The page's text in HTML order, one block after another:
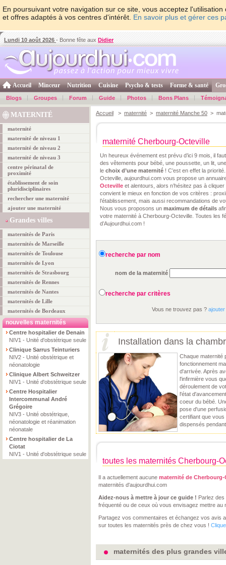
En poursuivant votre navigation sur ce site, vous acceptez
et offres adaptés à vos centres d'intérêt. En savoir plus et gérer ces
Lundi 10 août 2026 - Bonne fête aux Didier
Accueil Minceur Nutrition Cuisine Psycho & tests Forme & santé
Blogs Groupes Forum Guide Photos Bons Plans
MATERNITÉ
maternité
maternité de niveau 1
maternité de niveau 2
maternité de niveau 3
centre périnatal de
proximité
établissement de soin
pluridisciplinaires
rechercher une maternité
ajouter une maternité
Grandes villes
maternités de Paris
maternités de Marseille
maternités de Toulouse
maternités de Lyon
maternités de Strasbourg
maternités de Rennes
maternités de Nantes
maternités de Lille
maternités de Bordeaux
nouvelles maternités
Centre hospitalier de Denain
NIV1 - Unité d'obstétrique seule
Clinique Sarrus Teinturiers
NIV2 - Unité obstétrique et
néonatologie
Clinique Albert Schweitzer
NIV1 - Unité d'obstétrique seule
Centre Hospitalier
Intercommunal André
Grégoire
NIV3 - Unité obstétrique,
néonatologie et réanimation
néonatale
Centre hospitalier de La
Ciotat
NIV1 - Unité d'obstétrique seule
Accueil > maternité > maternité Manche 50 >
maternité Cherbourg-Octeville
Un heureux événement est prévu d’ici 9 mois, il
des vêtements pour bébé, une poussette, un lit,
le choix d’une maternité ! C’est en effet la
Octeville, aujourdhui.com vous propose un
Octeville et alentours, alors n’hésitez pas à
convient le mieux en fonction de vos critères :
l’établissement, mais aussi recommandations de
Nous vous proposons un maximum de détails
votre maternité à Cherbourg-Octeville. Toutes les
d’Aujourdhui.com !
recherche par nom
nom de la maternité
recherche par critères
Vous ne trouvez pas ?
Installation dans la
Chaque maternité
fonctionnement
d'arrivée. Après
l'infirmière vous
déroulement de
l'état
coeur du bébé.
pose d'une
certifiant que
dispensés
toutes les maternités Cherbourg-
Il a actuellement aucune maternité de Cherbourg-
maternités d'aujourdhui.com
Aidez-nous à mettre à jour ce guide ! Parlez
fréquenté ou de ceux où vous envisagez mettre au
Partagez vos commentaires et échangez vos avis
sur toutes les maternités près de chez vous !
maternités des plus grandes